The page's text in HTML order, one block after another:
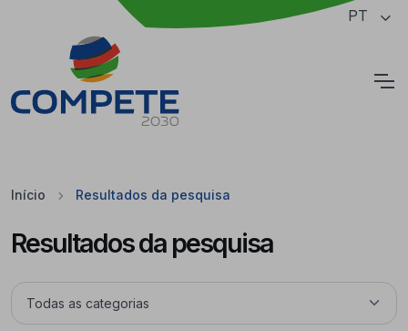
Saltar para o conteúdo principal da página PT
Início Resultados da pesquisa
Resultados da pesquisa